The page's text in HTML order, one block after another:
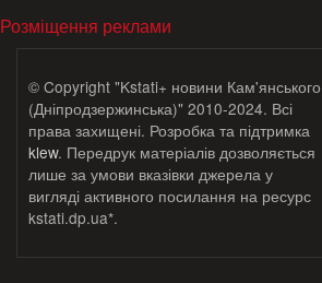
Розміщення реклами
© Copyright "Kstati+ новини Кам'янського
(Дніпродзержинська)" 2010-2024. Всі
права захищені. Розробка та підтримка
klew. Передрук матеріалів дозволяється
лише за умови вказівки джерела у
вигляді активного посилання на ресурс
kstati.dp.ua*.